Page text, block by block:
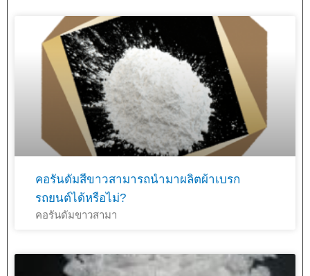
คอรันดัมสีขาวสามารถนำมาผลิตผ้าเบรก
รถยนต์ได้หรือไม่?
คอรันดัมขาวสามา